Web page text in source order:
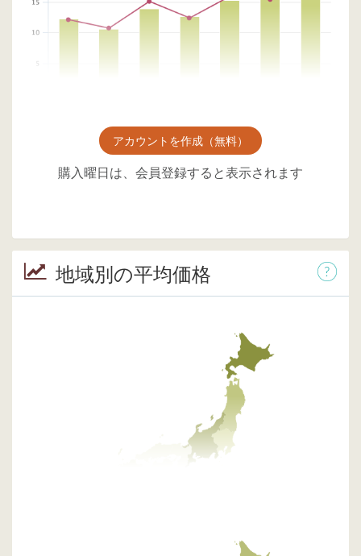
アカウントを作成（無料）
購入曜日は、会員登録すると表示されます
地域別の平均価格